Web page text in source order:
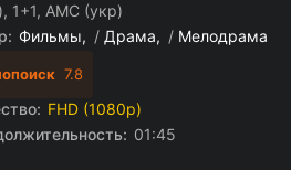
1+1, AMC (укр)
Фильмы / Драма / Мелодрама
7.8
FHD (1080p)
01:45